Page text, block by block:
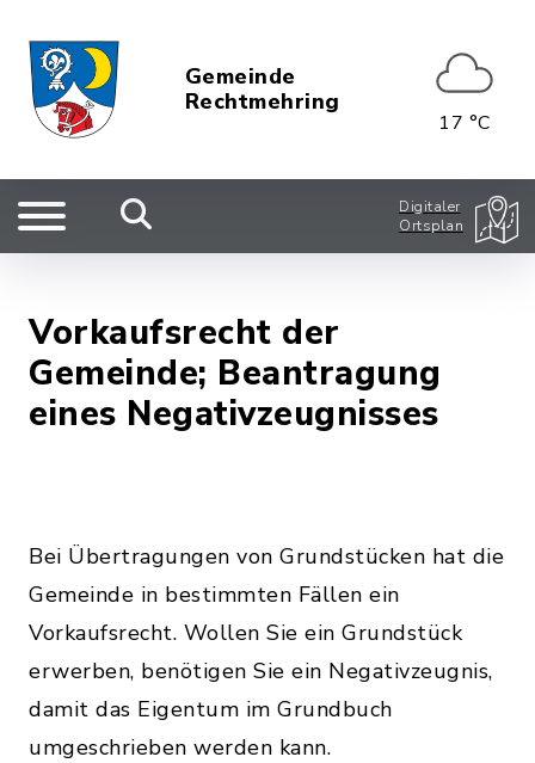
Gemeinde
Rechtmehring
17 °C
Digitaler
Ortsplan
Vorkaufsrecht der
Gemeinde; Beantragung
eines Negativzeugnisses
Bei Übertragungen von Grundstücken hat die
Gemeinde in bestimmten Fällen ein
Vorkaufsrecht. Wollen Sie ein Grundstück
erwerben, benötigen Sie ein Negativzeugnis,
damit das Eigentum im Grundbuch
umgeschrieben werden kann.